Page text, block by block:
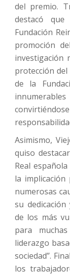
del premio.
destacó
Fundación
promoción
investigación
protección
de la
Asimismo,
quiso
Real
la
numerosas
su dedicación
de los más
para
liderazgo
sociedad”.
los